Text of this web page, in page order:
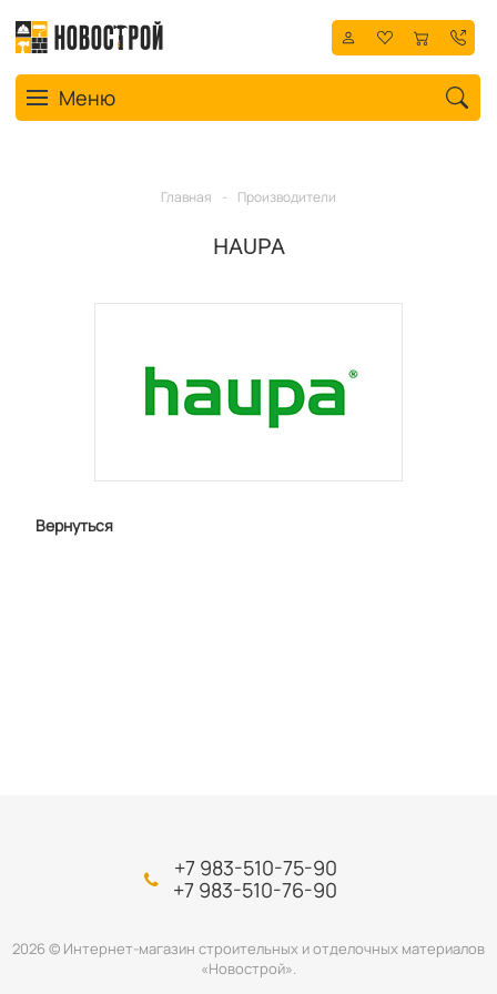
Toggle navigation
Меню
Главная - Производители
HAUPA
Вернуться
+7 983-510-75-90
+7 983-510-76-90
2026 © Интернет-магазин строительных и отделочных материалов
«Новострой».